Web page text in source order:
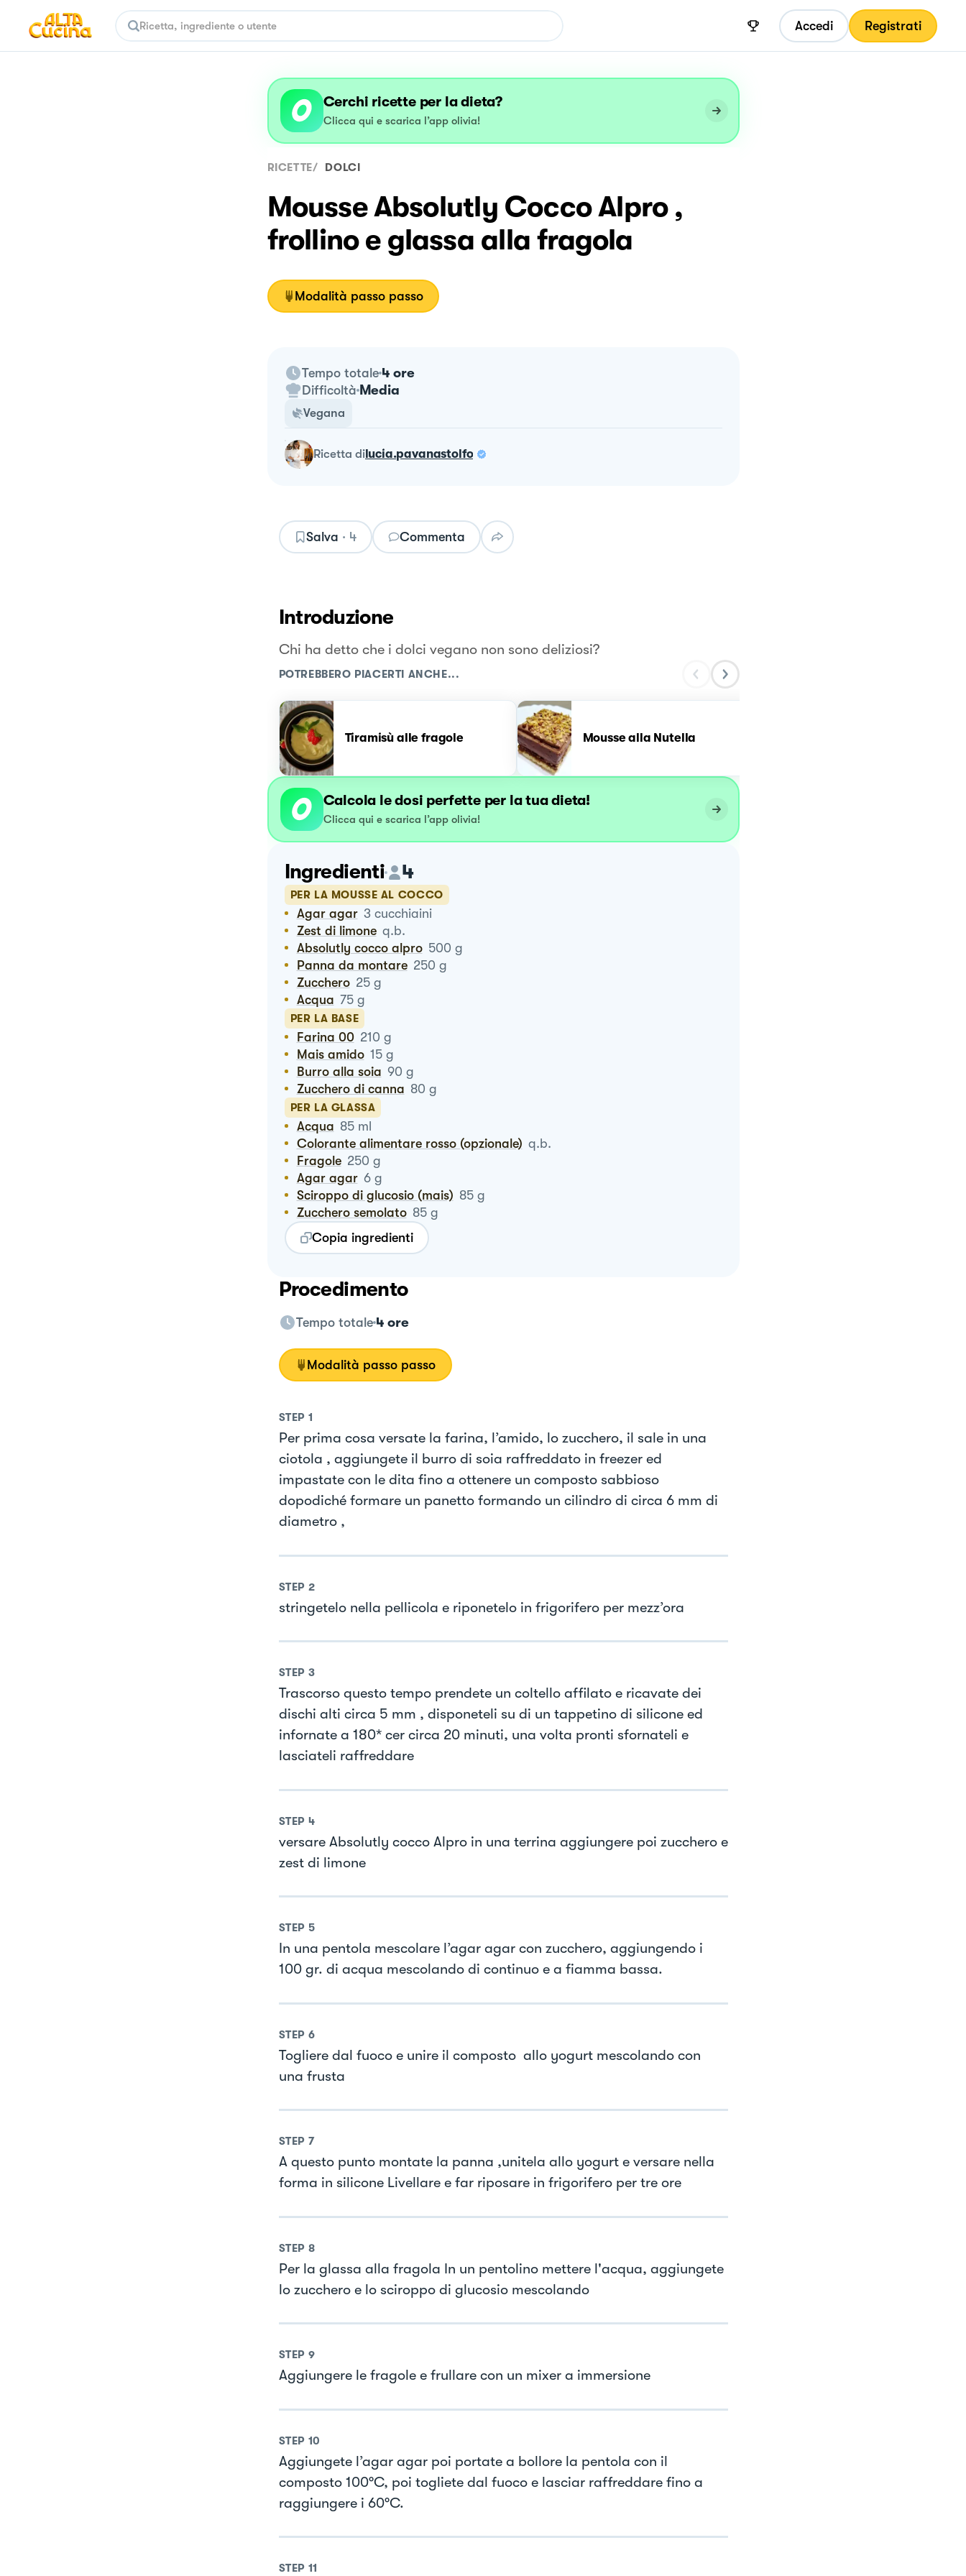
Accedi Registrati
Cerchi ricette per la dieta?
Clicca qui e scarica l’app olivia!
RICETTE/ DOLCI
Mousse Absolutly Cocco Alpro ,
frollino e glassa alla fragola
Modalità passo passo
Tempo totale 4 ore
Difficoltà Media
Vegana
ricetta dilucia.pavanastolfo
Salva · 4 Commenta
Introduzione
Chi ha detto che i dolci vegano non sono deliziosi?
POTREBBERO PIACERTI ANCHE...
Tiramisù alle fragole Mousse alla Nutella
Calcola le dosi perfette per la tua dieta!
Clicca qui e scarica l’app olivia!
Ingredienti 4
PER LA MOUSSE AL COCCO
Agar agar 3 cucchiaini
Zest di limone q.b.
Absolutly cocco alpro 500 g
Panna da montare 250 g
Zucchero 25 g
Acqua 75 g
PER LA BASE
Farina 00 210 g
Mais amido 15 g
Burro alla soia 90 g
Zucchero di canna 80 g
PER LA GLASSA
Acqua 85 ml
Colorante alimentare rosso (opzionale) q.b.
Fragole 250 g
Agar agar 6 g
Sciroppo di glucosio (mais) 85 g
Zucchero semolato 85 g
Copia ingredienti
Procedimento
Tempo totale 4 ore
Modalità passo passo
STEP 1
Per prima cosa versate la farina, l’amido, lo zucchero, il sale in una
ciotola , aggiungete il burro di soia raffreddato in freezer ed
impastate con le dita fino a ottenere un composto sabbioso
dopodiché formare un panetto formando un cilindro di circa 6 mm di
diametro ,
STEP 2
stringetelo nella pellicola e riponetelo in frigorifero per mezz’ora
STEP 3
Trascorso questo tempo prendete un coltello affilato e ricavate dei
dischi alti circa 5 mm , disponeteli su di un tappetino di silicone ed
infornate a 180* cer circa 20 minuti, una volta pronti sfornateli e
lasciateli raffreddare
STEP 4
versare Absolutly cocco Alpro in una terrina aggiungere poi zucchero e
zest di limone
STEP 5
In una pentola mescolare l’agar agar con zucchero, aggiungendo i
100 gr. di acqua mescolando di continuo e a fiamma bassa.
STEP 6
Togliere dal fuoco e unire il composto allo yogurt mescolando con
una frusta
STEP 7
A questo punto montate la panna ,unitela allo yogurt e versare nella
forma in silicone Livellare e far riposare in frigorifero per tre ore
STEP 8
Per la glassa alla fragola In un pentolino mettere l'acqua, aggiungete
lo zucchero e lo sciroppo di glucosio mescolando
STEP 9
Aggiungere le fragole e frullare con un mixer a immersione
STEP 10
Aggiungete l’agar agar poi portate a bollore la pentola con il
composto 100°C, poi togliete dal fuoco e lasciar raffreddare fino a
raggiungere i 60°C.
STEP 11